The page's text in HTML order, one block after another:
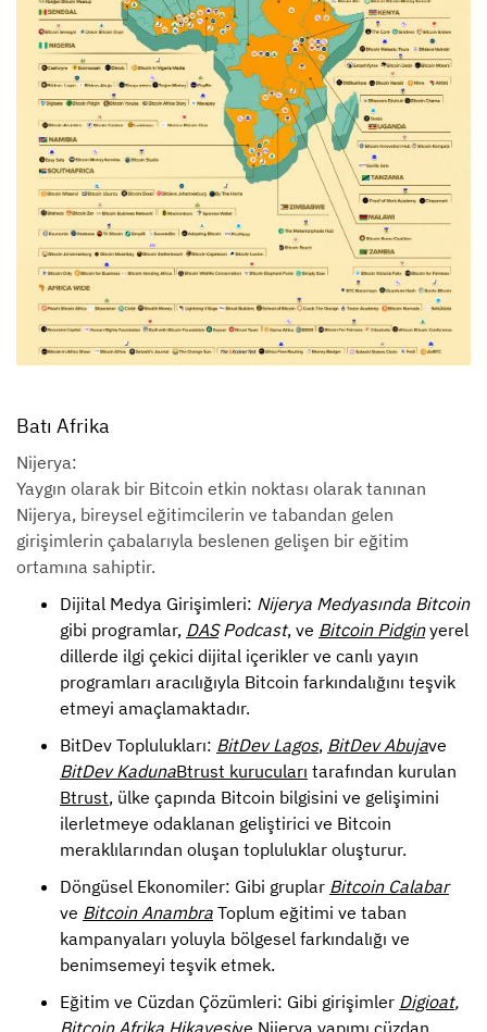
Batı Afrika
Nijerya:
Yaygın olarak bir Bitcoin etkin noktası olarak tanınan
Nijerya, bireysel eğitimcilerin ve tabandan gelen
girişimlerin çabalarıyla beslenen gelişen bir eğitim
ortamına sahiptir.
Dijital Medya Girişimleri: Nijerya Medyasında Bitcoin
gibi programlar, DASPodcast, ve Bitcoin Pidginyerel
dillerde ilgi çekici dijital içerikler ve canlı yayın
programları aracılığıyla Bitcoin farkındalığını teşvik
etmeyi amaçlamaktadır.
BitDev Toplulukları: BitDev Lagos, BitDev Abujave
BitDev KadunaBtrust kurucuları tarafından kurulan
Btrust, ülke çapında Bitcoin bilgisini ve gelişimini
ilerletmeye odaklanan geliştirici ve Bitcoin
meraklılarından oluşan topluluklar oluşturur.
Döngüsel Ekonomiler: Gibi gruplar Bitcoin Calabar
ve Bitcoin Anambra Toplum eğitimi ve taban
kampanyaları yoluyla bölgesel farkındalığı ve
benimsemeyi teşvik etmek.
Eğitim ve Cüzdan Çözümleri: Gibi girişimler Digioat,
Bitcoin Afrika Hikayesive Nijerya yapımı cüzdan